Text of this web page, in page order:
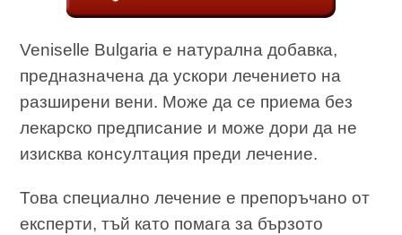
Veniselle Bulgaria е натурална добавка,
предназначена да ускори лечението на
разширени вени. Може да се приема без
лекарско предписание и може дори да не
изисква консултация преди лечение.
Това специално лечение е препоръчано от
експерти, тъй като помага за бързото